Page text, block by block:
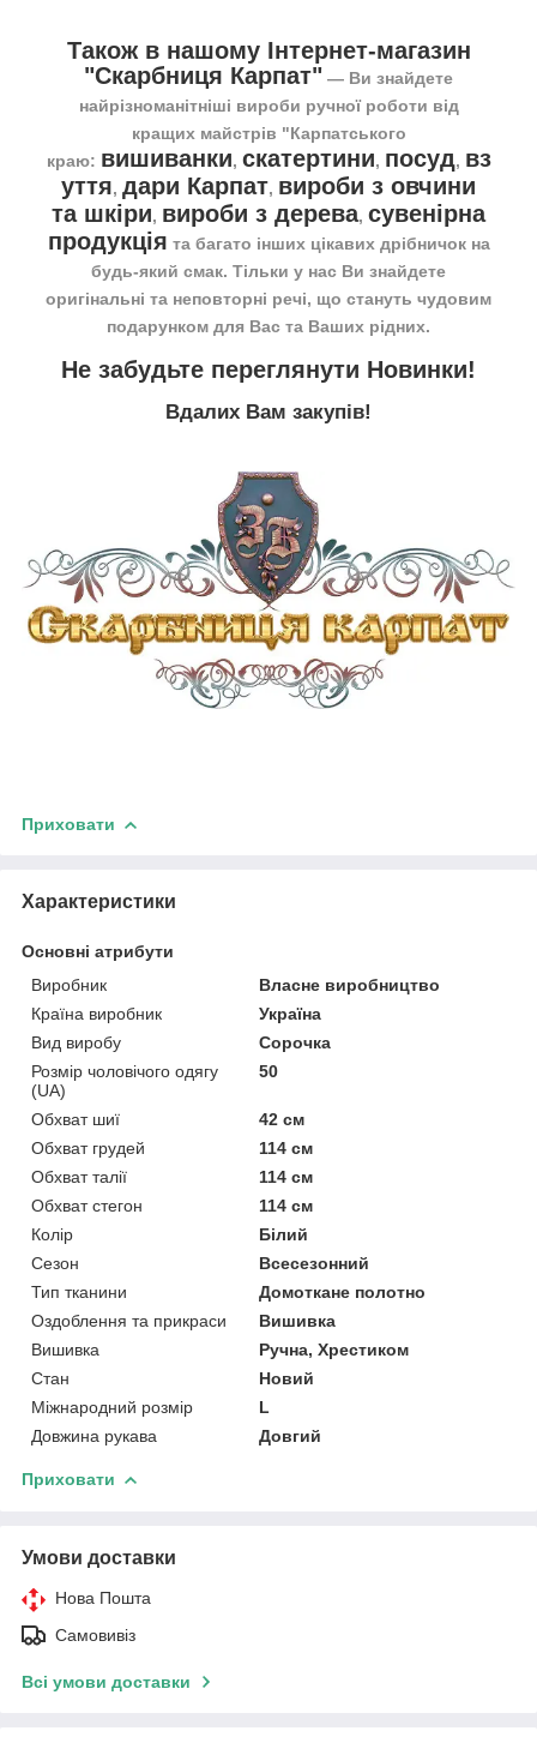
Також в нашому Інтернет-магазин
"Скарбниця Карпат" ― Ви знайдете
найрізноманітніші вироби ручної роботи від
кращих майстрів "Карпатського
краю: вишиванки, скатертини, посуд, вз
уття, дари Карпат, вироби з овчини
та шкіри, вироби з дерева, сувенірна
продукція та багато інших цікавих дрібничок на
будь-який смак. Тільки у нас Ви знайдете
оригінальні та неповторні речі, що стануть чудовим
подарунком для Вас та Ваших рідних.
Не забудьте переглянути Новинки!
Вдалих Вам закупів!
Приховати
Характеристики
Основні атрибути
Виробник
Власне виробництво
Країна виробник
Україна
Вид виробу
Сорочка
Розмір чоловічого одягу
(UA)
50
Обхват шиї
42 см
Обхват грудей
114 см
Обхват талії
114 см
Обхват стегон
114 см
Колір
Білий
Сезон
Всесезонний
Тип тканини
Домоткане полотно
Оздоблення та прикраси
Вишивка
Вишивка
Ручна, Хрестиком
Стан
Новий
Міжнародний розмір
L
Довжина рукава
Довгий
Приховати
Умови доставки
Нова Пошта
Самовивіз
Всі умови доставки